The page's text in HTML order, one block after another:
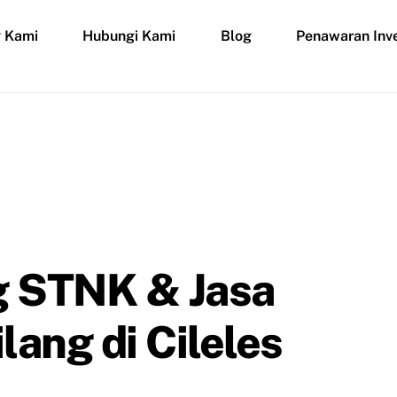
Kami Hubungi Kami Blog Penawaran
STNK & Jasa
di Cileles